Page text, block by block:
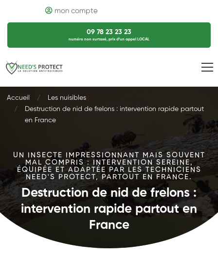
mon compte
09 78 23 23 23
numéro non surtaxé, prix d’un appel LOCAL
Accueil
Les nuisibles
Destruction de nid de frelons : intervention rapide partout
en France
UN INSECTE IMPRESSIONNANT MAIS SOUVENT
MAL COMPRIS : INTERVENTION SEREINE,
ÉQUIPÉE ET ADAPTÉE PAR LES TECHNICIENS
NEED'S PROTECT, PARTOUT EN FRANCE.
Destruction de nid de frelons :
intervention rapide partout en
France